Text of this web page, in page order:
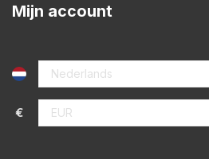
Mijn account
€